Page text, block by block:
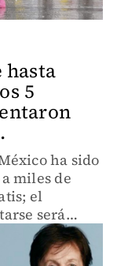
hasta
5
ha sido
miles de
el
será